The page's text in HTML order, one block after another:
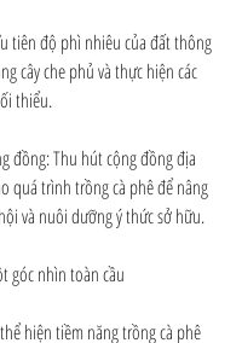
tiên độ phì nhiêu của đất thông
cây che phủ và thực hiện các
thiểu.
đồng: Thu hút cộng đồng địa
quá trình trồng cà phê để nâng
và nuôi dưỡng ý thức sở hữu.
góc nhìn toàn cầu
hiện tiềm năng trồng cà phê